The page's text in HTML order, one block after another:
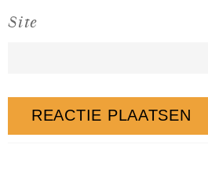
Site